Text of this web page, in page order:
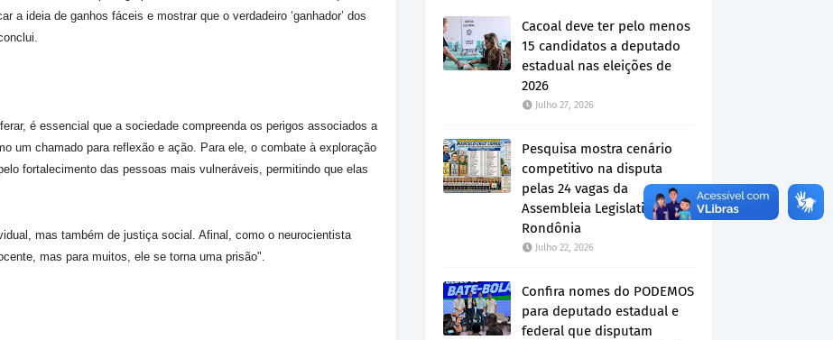
a ideia de ganhos fáceis e mostrar que o verdadeiro ‘ganhador’ dos
é essencial que a sociedade compreenda os perigos associados a
um chamado para reflexão e ação. Para ele, o combate à exploração
fortalecimento das pessoas mais vulneráveis, permitindo que elas
mas também de justiça social. Afinal, como o neurocientista
mas para muitos, ele se torna uma prisão".
Cacoal deve ter pelo menos
15 candidatos a deputado
estadual nas eleições de
2026
Julho 27, 2026
Pesquisa mostra cenário
competitivo na disputa
pelas 24 vagas da
Assembleia Legislativa de
Rondônia
Julho 22, 2026
Confira nomes do PODEMOS
para deputado estadual e
federal que disputam